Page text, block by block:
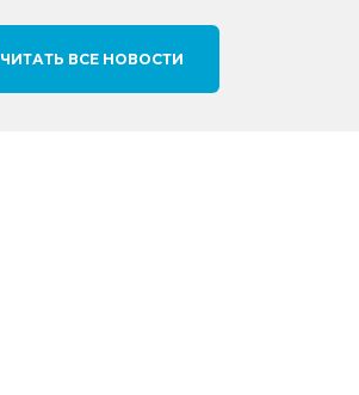
ЧИТАТЬ ВСЕ НОВОСТИ